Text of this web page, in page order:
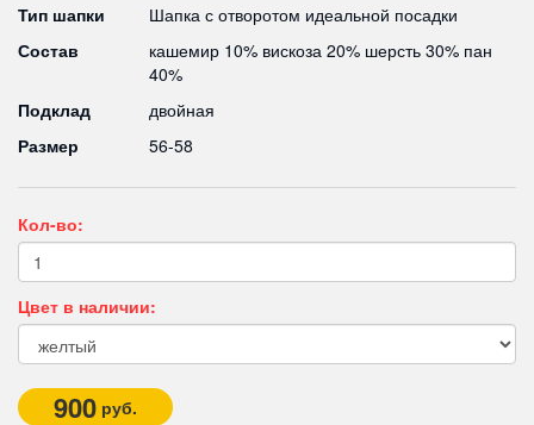
Тип шапки
Шапка с отворотом идеальной посадки
Состав
кашемир 10% вискоза 20% шерсть 30% пан
40%
Подклад
двойная
Размер
56-58
Кол-во:
Цвет в наличии:
900 руб.